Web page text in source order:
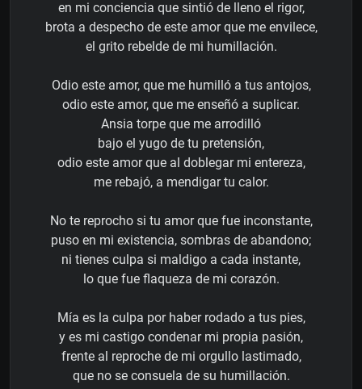
en mi conciencia que sintió de lleno el rigor,
brota a despecho de este amor que me envilece,
el grito rebelde de mi humillación.
Odio este amor, que me humilló a tus antojos,
odio este amor, que me enseñó a suplicar.
Ansia torpe que me arrodilló
bajo el yugo de tu pretensión,
odio este amor que al doblegar mi entereza,
me rebajó, a mendigar tu calor.
No te reprocho si tu amor que fue inconstante,
puso en mi existencia, sombras de abandono;
ni tienes culpa si maldigo a cada instante,
lo que fue flaqueza de mi corazón.
Mía es la culpa por haber rodado a tus pies,
y es mi castigo condenar mi propia pasión,
frente al reproche de mi orgullo lastimado,
que no se consuela de su humillación.